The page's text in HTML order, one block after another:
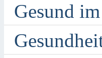
Gesund